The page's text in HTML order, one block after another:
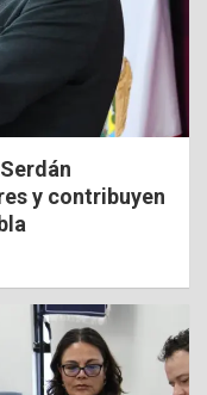
y contribuyen